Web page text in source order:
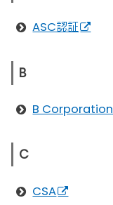
ASC認証
B
B Corporation
C
CSA